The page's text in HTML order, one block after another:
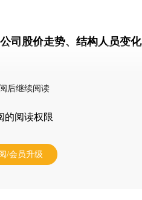
司股价走势、结构人员变化
后继续阅读
的阅读权限
/会员升级